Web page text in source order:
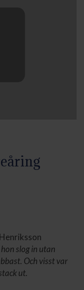
slog in utan
Och visst var
ut.